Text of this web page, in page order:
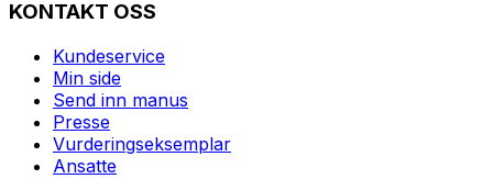
KONTAKT OSS
Kundeservice
Min side
Send inn manus
Presse
Vurderingseksemplar
Ansatte